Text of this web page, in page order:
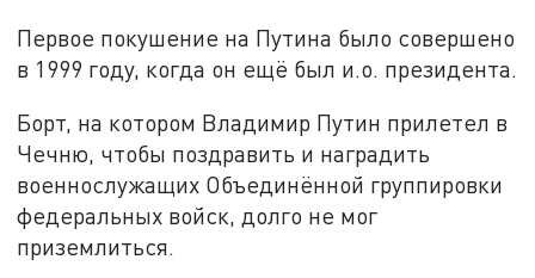
Первое покушение на Путина было совершено
в 1999 году, когда он ещё был и.о. президента.
Борт, на котором Владимир Путин прилетел в
Чечню, чтобы поздравить и наградить
военнослужащих Объединённой группировки
федеральных войск, долго не мог
приземлиться.